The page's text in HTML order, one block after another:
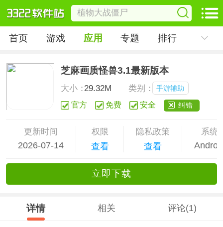
首页 游戏 应用 专题 排行
芝麻画质怪兽3.1最新版本
大小：29.32M 类别： 手游辅助
官方 免费 安全 纠错
更新时间
2026-07-14
权限
查看
隐私政策
查看
系统
立即下载
详情 相关 评论(1)